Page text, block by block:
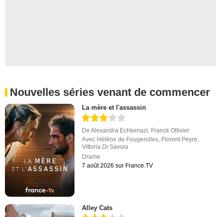
Nouvelles séries venant de commencer
La mère et l'assassin
DeAlexandra Echkenazi Franck Ollivier
Avec Hélène de Fougerolles Florent Peyre
Vittoria Di Savoia
Drame
7 août 2026 sur France.TV
Alley Cats